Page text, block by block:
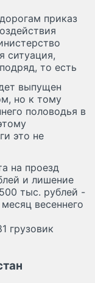
приказ
ситуация,
то есть
выпущен
но к тому
половодья в
это не
на проезд
и лишение
тыс. рублей -
весеннего
грузовик